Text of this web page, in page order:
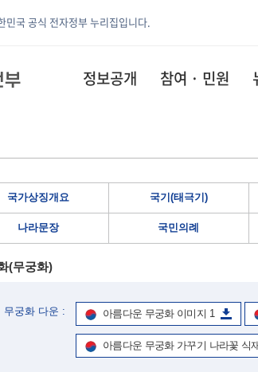
민국 공식 전자정부 누리집입니다.
정보공개 참여 · 민원
국가상징개요 국기(태극기)
나라문장 국민의례
(무궁화)
무궁화 다운 : 아름다운 무궁화 이미지 1
아름다운 무궁화 가꾸기 나라꽃 식